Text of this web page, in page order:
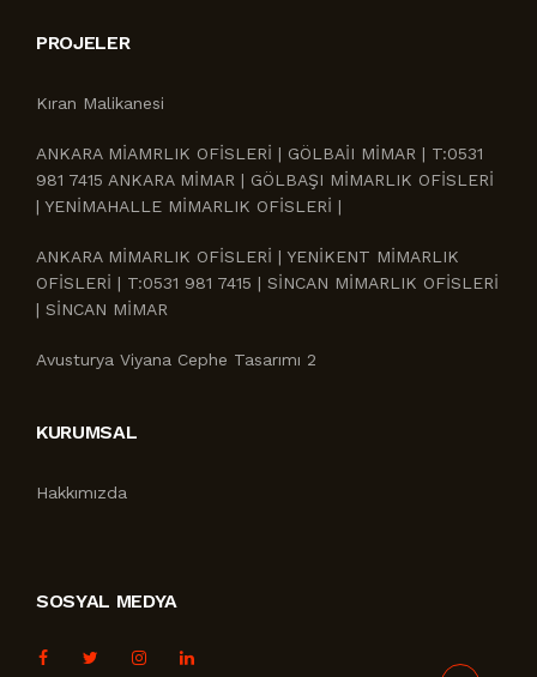
PROJELER
Kıran Malikanesi
ANKARA MİAMRLIK OFİSLERİ | GÖLBAİI MİMAR | T:0531
981 7415 ANKARA MİMAR | GÖLBAŞI MİMARLIK OFİSLERİ
| YENİMAHALLE MİMARLIK OFİSLERİ |
ANKARA MİMARLIK OFİSLERİ | YENİKENT MİMARLIK
OFİSLERİ | T:0531 981 7415 | SİNCAN MİMARLIK OFİSLERİ
| SİNCAN MİMAR
Avusturya Viyana Cephe Tasarımı 2
KURUMSAL
Hakkımızda
SOSYAL MEDYA